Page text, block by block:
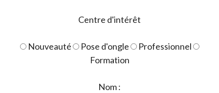
Centre d'intérêt
Nouveauté Pose d'ongle
Professionnel
Formation
Nom :